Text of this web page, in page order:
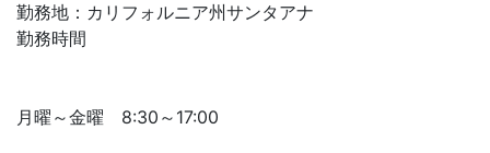
勤務地：カリフォルニア州サンタアナ
勤務時間
月曜～金曜 8:30～17:00